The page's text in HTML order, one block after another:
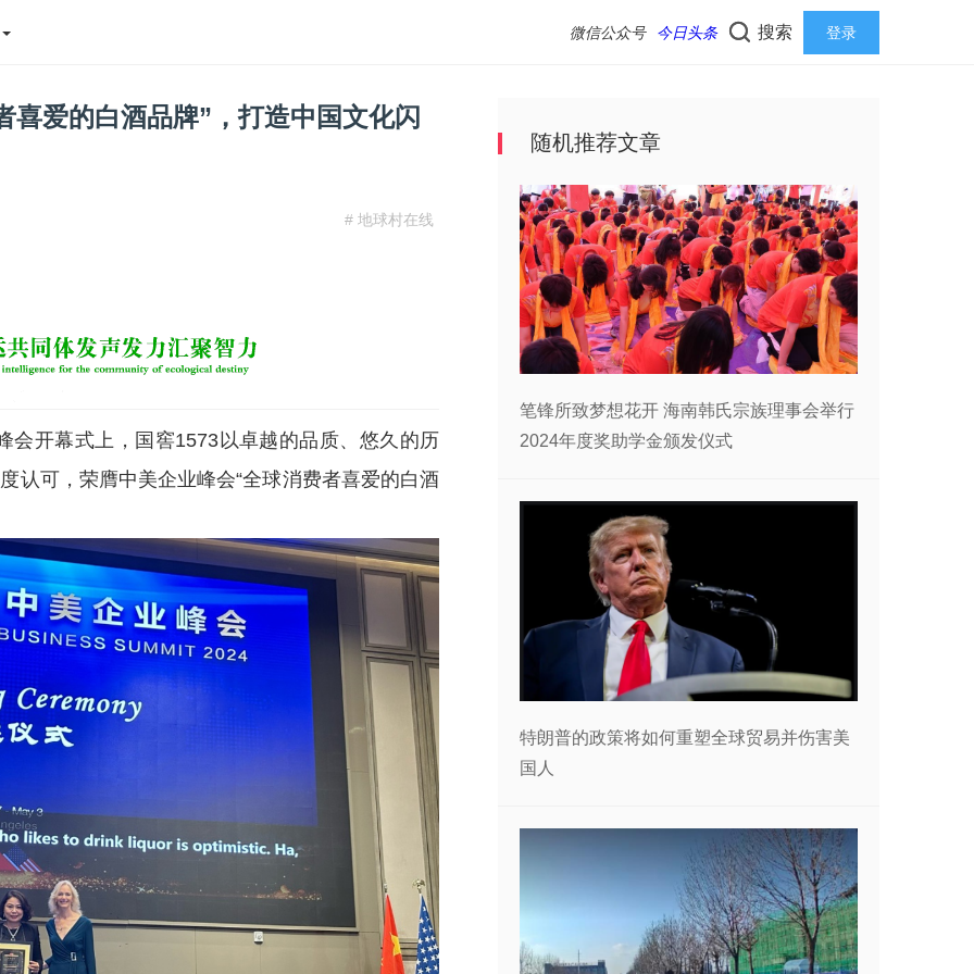
微信公众号 今日头条 搜索 登录
喜爱的白酒品牌”，打造中国文化闪
# 地球村在线
会开幕式上，国窖1573以卓越的品质、悠久的历
认可，荣膺中美企业峰会“全球消费者喜爱的白酒
随机推荐文章
笔锋所致梦想花开 海南韩氏宗族理事会举行
2024年度奖助学金颁发仪式
特朗普的政策将如何重塑全球贸易并伤害美
国人